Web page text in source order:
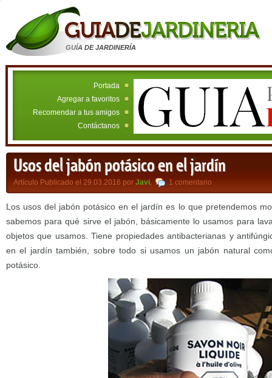
GUÍA DE JARDINERÍA
Portada
Agregar a favoritos
Recomendar a tus amigos
Contáctanos
Usos del jabón potásico en el jardín
Artículo Publicado el 29.03.2016 por Javi, 1 comentario
Los usos del jabón potásico en el jardín es lo que pretendemos
sabemos para qué sirve el jabón, básicamente lo usamos para
objetos que usamos. Tiene propiedades antibacterianas y
en el jardín también, sobre todo si usamos un jabón natural
potásico.